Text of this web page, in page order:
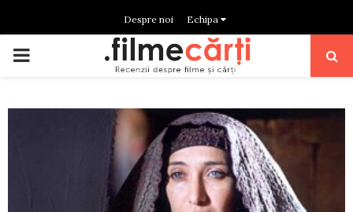
Despre noi Echipa
PRIMARY